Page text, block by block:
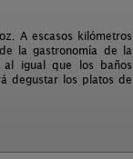
A escasos kilómetros
la gastronomía de la
al igual que los baños
degustar los platos de